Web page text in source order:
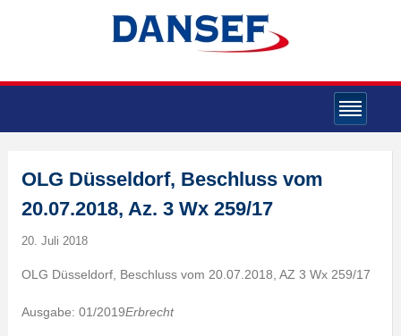
OLG Düsseldorf, Beschluss vom
20.07.2018, Az. 3 Wx 259/17
20. Juli 2018
OLG Düsseldorf, Beschluss vom 20.07.2018, AZ 3 Wx 259/17
Ausgabe: 01/2019Erbrecht